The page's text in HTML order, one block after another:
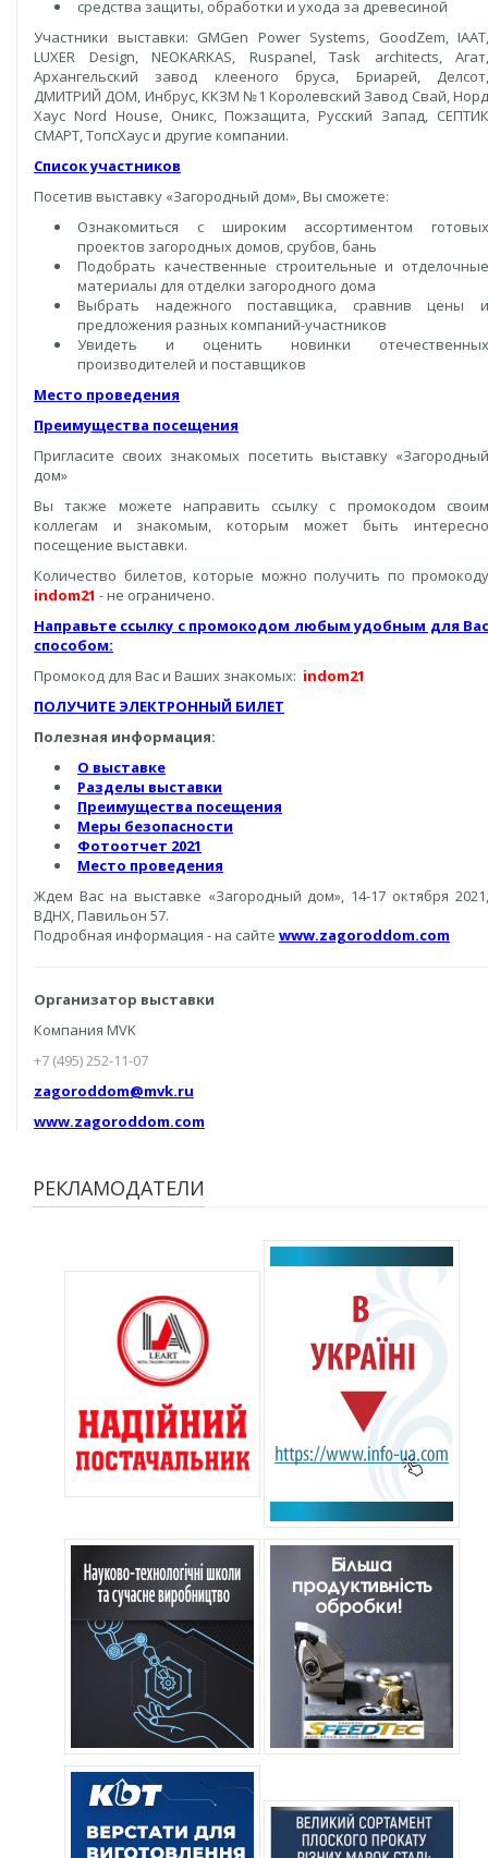
средства защиты, обработки и ухода за древесиной
Участники выставки: GMGen Power Systems, GoodZem, IAAT,
LUXER Design, NEOKARKAS, Ruspanel, Task architects, Агат,
Архангельский завод клееного бруса, Бриарей, Делсот,
ДМИТРИЙ ДОМ, Инбрус, ККЗМ №1 Королевский Завод Свай, Норд
Хаус Nord House, Оникс, Пожзащита, Русский Запад, СЕПТИК
СМАРТ, ТопсХаус и другие компании.
Список участников
Посетив выставку «Загородный дом», Вы сможете:
Ознакомиться с широким ассортиментом готовых
проектов загородных домов, срубов, бань
Подобрать качественные строительные и отделочные
материалы для отделки загородного дома
Выбрать надежного поставщика, сравнив цены и
предложения разных компаний-участников
Увидеть и оценить новинки отечественных
производителей и поставщиков
Место проведения
Преимущества посещения
Пригласите своих знакомых посетить выставку «Загородный
дом»
Вы также можете направить ссылку с промокодом своим
коллегам и знакомым, которым может быть интересно
посещение выставки.
Количество билетов, которые можно получить по промокоду
indom21 - не ограничено.
Направьте ссылку с промокодом любым удобным для Вас
способом:
Промокод для Вас и Ваших знакомых: indom21
ПОЛУЧИТЕ ЭЛЕКТРОННЫЙ БИЛЕТ
Полезная информация:
О выставке
Разделы выставки
Преимущества посещения
Меры безопасности
Фотоотчет 2021
Место проведения
Ждем Вас на выставке «Загородный дом», 14-17 октября 2021,
ВДНХ, Павильон 57.
Подробная информация - на сайте www.zagoroddom.com
Организатор выставки
Компания MVK
+7 (495) 252-11-07
zagoroddom@mvk.ru
www.zagoroddom.com
РЕКЛАМОДАТЕЛИ